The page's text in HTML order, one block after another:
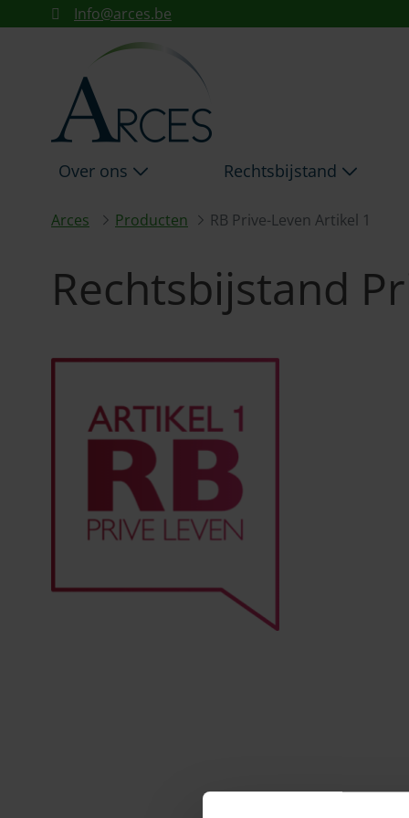
Skip to Main Content
RECHTSBIJSTAND
Info@arces.be
Over ons Rechtsbijstand
Arces Producten RB Prive-Leven Artikel 1
Rechtsbijstand